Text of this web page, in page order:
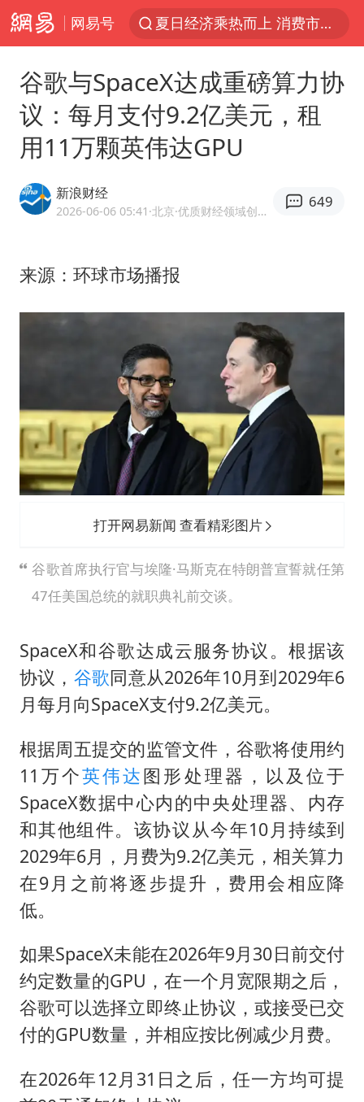
网易号
夏日经济乘热而上 消费市场向新而行
于东来回应胖东来近25年老店年底关闭
《披荆斩棘2026》阵容官宣
白海豚北上或致京津冀暴雨
新疆一婚礼线上邀请引热议
《龙餐馆》 冲奖
刘嘉玲晒与周星驰合照
BLG经理辟谣Bin离队
云南一男子胃中取出180颗铁钉
暴雨预报为何有时感觉不准
谷歌与SpaceX达成重磅算力协
议：每月支付9.2亿美元，租
用11万颗英伟达GPU
新浪财经
2026-06-06 05:41 ·北京 ·优质财经领域创作者
649
来源：环球市场播报
打开网易新闻 查看精彩图片
谷歌首席执行官与埃隆·马斯克在特朗普宣誓就任第
47任美国总统的就职典礼前交谈。
SpaceX和谷歌达成云服务协议。根据该
协议， 谷歌同意从2026年10月到2029年6
月每月向SpaceX支付9.2亿美元。
根据周五提交的监管文件，谷歌将使用约
11万个英伟达图形处理器，以及位于
SpaceX数据中心内的中央处理器、内存
和其他组件。该协议从今年10月持续到
2029年6月，月费为9.2亿美元，相关算力
在9月之前将逐步提升，费用会相应降
低。
如果SpaceX未能在2026年9月30日前交付
约定数量的GPU，在一个月宽限期之后，
谷歌可以选择立即终止协议，或接受已交
付的GPU数量，并相应按比例减少月费。
在2026年12月31日之后，任一方均可提